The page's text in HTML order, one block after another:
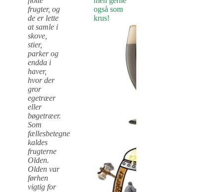
frugter, og
de er lette
at samle i
skove,
stier,
parker og
endda i
haver,
hvor der
gror
egetræer
eller
bøgetræer.
Som
fællesbetegnelse
kaldes
frugterne
Olden.
Olden var
førhen
vigtig for
også som
krus!